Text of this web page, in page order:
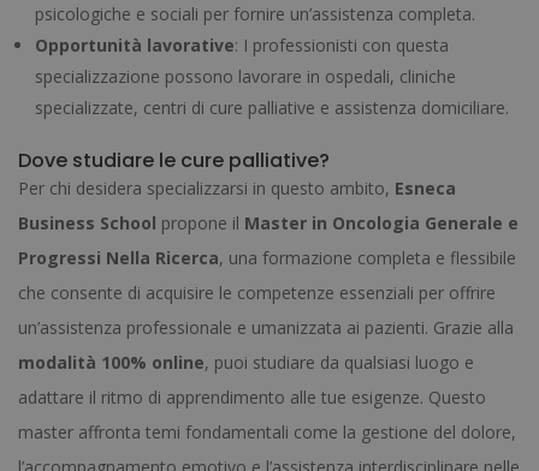
psicologiche e sociali per fornire un’assistenza completa.
Opportunità lavorative: I professionisti con questa
specializzazione possono lavorare in ospedali, cliniche
specializzate, centri di cure palliative e assistenza domiciliare.
Dove studiare le cure palliative?
Per chi desidera specializzarsi in questo ambito, Esneca
Business School propone il Master in Oncologia Generale e
Progressi Nella Ricerca, una formazione completa e flessibile
che consente di acquisire le competenze essenziali per offrire
un’assistenza professionale e umanizzata ai pazienti. Grazie alla
modalità 100% online, puoi studiare da qualsiasi luogo e
adattare il ritmo di apprendimento alle tue esigenze. Questo
master affronta temi fondamentali come la gestione del dolore,